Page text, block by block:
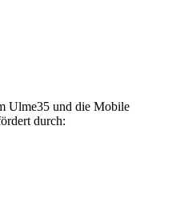
Ulme35 und die Mobile
durch: